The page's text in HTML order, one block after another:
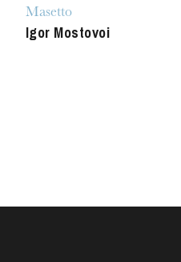
Masetto
Igor Mostovoi